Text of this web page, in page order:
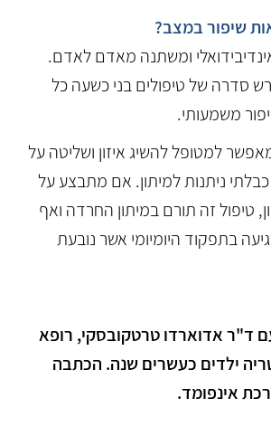
שיפור במצב?
ומשתנה מאדם לאדם.
סדרה של טיפולים בני כשעה כל
משמעותי.
למטופל להשיג איזון ושליטה על
ניתנות למיתון. אם מתבצע על
טיפול זה תורם במיתון החרדה ואף
בתפקוד היומיומי אשר נובעת
ד"ר אדוארדו טרטקובסקי, רופא
ילדים כעשרים שנה. הכתבה
אינפומד.